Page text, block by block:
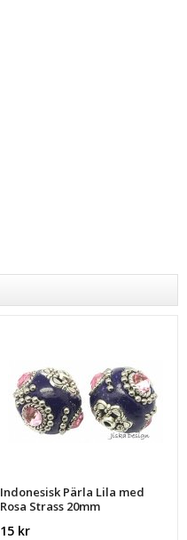
Indonesisk Pärla Lila med
Rosa Strass 20mm
15 kr